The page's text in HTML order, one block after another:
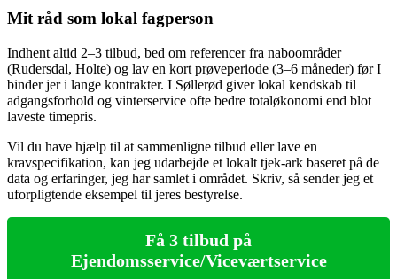
Mit råd som lokal fagperson
Indhent altid 2–3 tilbud, bed om referencer fra naboområder
(Rudersdal, Holte) og lav en kort prøveperiode (3–6 måneder) før I
binder jer i lange kontrakter. I Søllerød giver lokal kendskab til
adgangsforhold og vinterservice ofte bedre totaløkonomi end blot
laveste timepris.
Vil du have hjælp til at sammenligne tilbud eller lave en
kravspecifikation, kan jeg udarbejde et lokalt tjek‑ark baseret på de
data og erfaringer, jeg har samlet i området. Skriv, så sender jeg et
uforpligtende eksempel til jeres bestyrelse.
Få 3 tilbud på
Ejendomsservice/Viceværtservice